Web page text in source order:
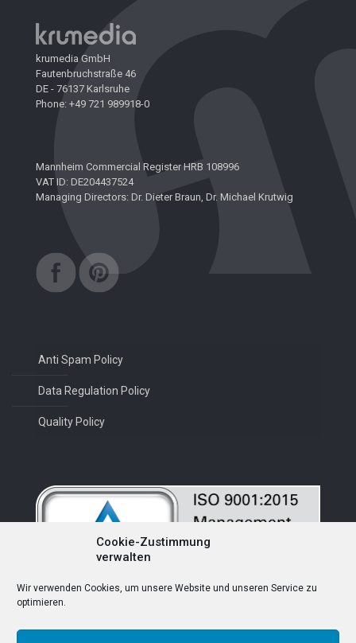
Cookie-Zustimmung
verwalten
Wir verwenden Cookies, um unsere Website und unseren Service zu
optimieren.
krumedia GmbH
Fautenbruchstraße 46
DE - 76137 Karlsruhe
Phone: +49 721 989918-0
Mannheim Commercial Register HRB 108996
VAT ID: DE204437524
Managing Directors: Dr. Dieter Braun, Dr. Michael Krutwig
Anti Spam Policy
Data Regulation Policy
Quality Policy